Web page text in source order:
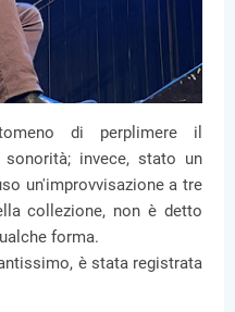
di perplimere il
invece, stato un
un'improvvisazione a tre
collezione, non è detto
forma.
è stata registrata